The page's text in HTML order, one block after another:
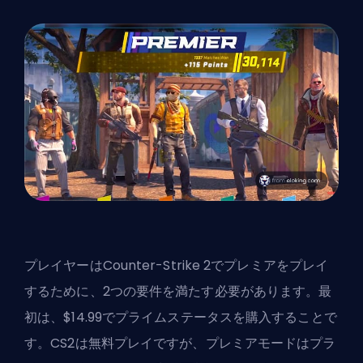
プレイヤーはCounter-Strike 2でプレミアをプレイ
するために、2つの要件を満たす必要があります。最
初は、$14.99でプライムステータスを購入することで
す。CS2は無料プレイですが、プレミアモードはプラ